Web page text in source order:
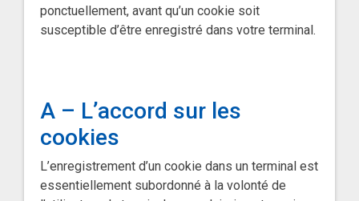
ponctuellement, avant qu’un cookie soit
susceptible d’être enregistré dans votre terminal.
A – L’accord sur les
cookies
L’enregistrement d’un cookie dans un terminal est
essentiellement subordonné à la volonté de